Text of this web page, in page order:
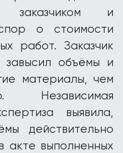
заказчиком и
о стоимости
работ. Заказчик
завысил объёмы и
материалы, чем
Независимая
выявила,
действительно
акте выполненных